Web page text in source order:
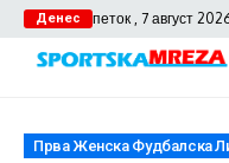
Денес петок , 7 август
Прва Женска Фудбалска